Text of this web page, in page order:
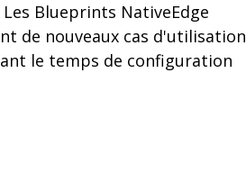
Blueprints NativeEdge
de nouveaux cas d'utilisation
le temps de configuration